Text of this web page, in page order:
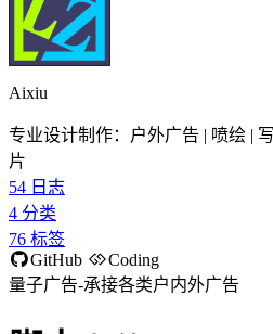
Aixiu
专业设计制作：户外广告 | 喷绘 |
片
54 日志
4 分类
76 标签
GitHub
Coding
量子广告-承接各类户内外广告